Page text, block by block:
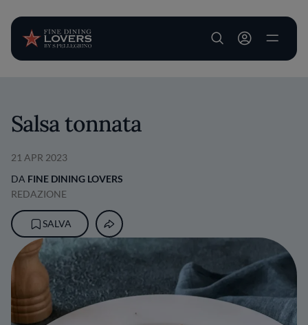
User account
Salsa tonnata
21 APR 2023
DA FINE DINING LOVERS
REDAZIONE
SALVA